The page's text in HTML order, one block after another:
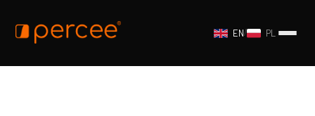
EN/ PL